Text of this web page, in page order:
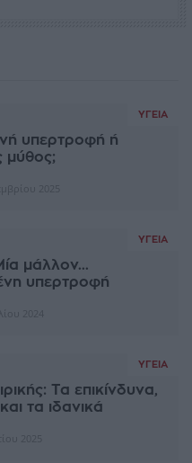
ΥΓΕΊΑ
υπερτροφή ή
μύθος;
ΥΓΕΊΑ
μάλλον...
υπερτροφή
ΥΓΕΊΑ
Τα επικίνδυνα,
τα ιδανικά